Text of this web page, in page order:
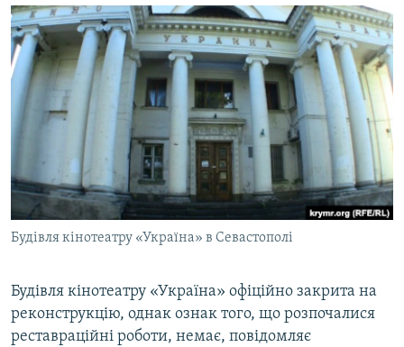
Перейти
до
пошуку
ПОГЛЯД
ІНТЕРВ'Ю
ВСЕ ЗА ДЕНЬ
СПЕЦПРОЕКТИ
ДЕПОРТАЦІЯ
ВІДЕОУРОКИ «ELIFBE»
СВІДЧЕННЯ ОКУПАЦІЇ
УКРАЇНСЬКА ПРОБЛЕМА КРИМУ
ЯК ОБІЙТИ БЛОКУВАННЯ
Русский
Qırımtatar
Будівля кінотеатру «Україна» в Севастополі
Будівля кінотеатру «Україна» офіційно закрита на
реконструкцію, однак ознак того, що розпочалися
реставраційні роботи, немає, повідомляє